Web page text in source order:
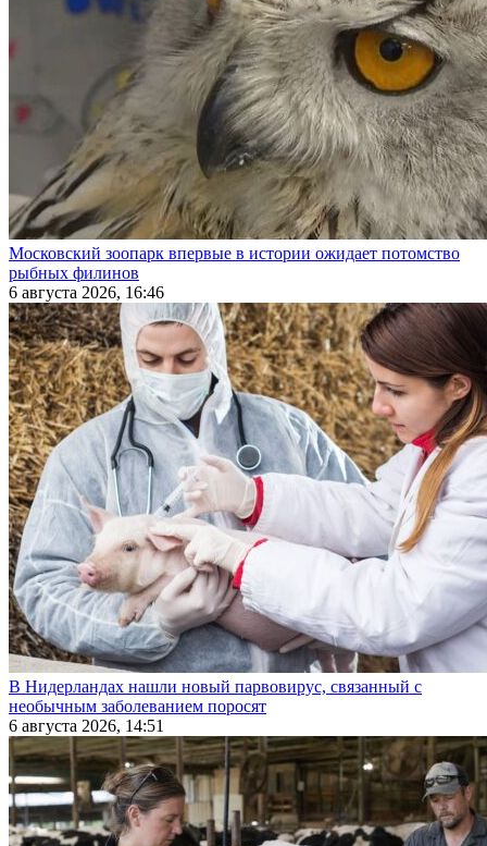
Московский зоопарк впервые в истории ожидает потомство
рыбных филинов
6 августа 2026, 16:46
В Нидерландах нашли новый парвовирус, связанный с
необычным заболеванием поросят
6 августа 2026, 14:51